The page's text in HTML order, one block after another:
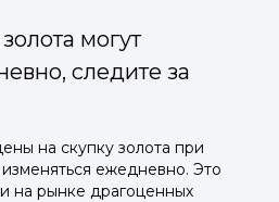
могут
следите за
на скупку золота при
ежедневно. Это
на рынке драгоценных